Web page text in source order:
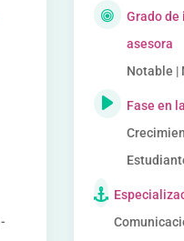
Grado de
asesora
Notable |
Fase en